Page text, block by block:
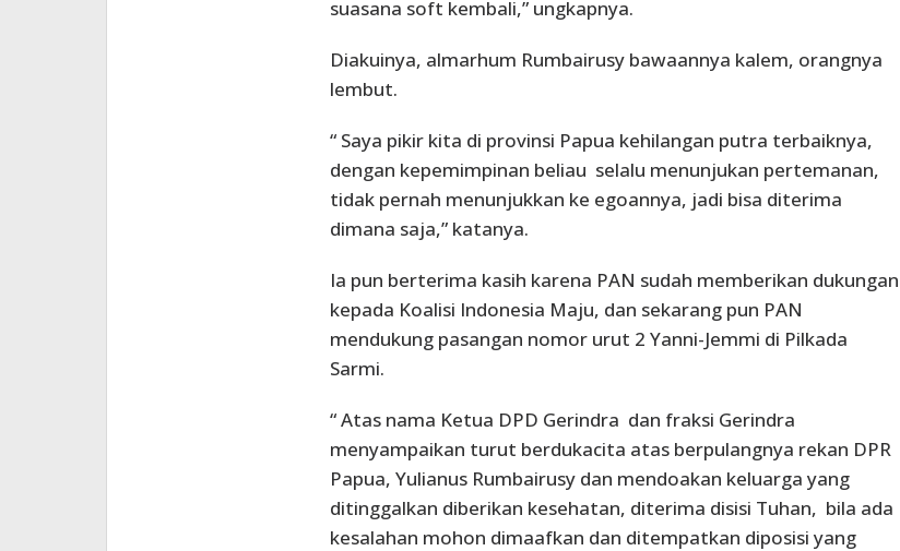
suasana soft kembali,” ungkapnya.
Diakuinya, almarhum Rumbairusy bawaannya kalem, orangnya
lembut.
“ Saya pikir kita di provinsi Papua kehilangan putra terbaiknya,
dengan kepemimpinan beliau selalu menunjukan pertemanan,
tidak pernah menunjukkan ke egoannya, jadi bisa diterima
dimana saja,” katanya.
Ia pun berterima kasih karena PAN sudah memberikan dukungan
kepada Koalisi Indonesia Maju, dan sekarang pun PAN
mendukung pasangan nomor urut 2 Yanni-Jemmi di Pilkada
Sarmi.
“ Atas nama Ketua DPD Gerindra dan fraksi Gerindra
menyampaikan turut berdukacita atas berpulangnya rekan DPR
Papua, Yulianus Rumbairusy dan mendoakan keluarga yang
ditinggalkan diberikan kesehatan, diterima disisi Tuhan, bila ada
kesalahan mohon dimaafkan dan ditempatkan diposisi yang